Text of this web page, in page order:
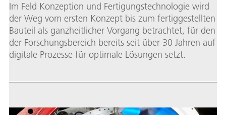
Im Feld Konzeption und Fertigungstechnologie wird
der Weg vom ersten Konzept bis zum fertiggestellten
Bauteil als ganzheitlicher Vorgang betrachtet, für den
der Forschungsbereich bereits seit über 30 Jahren auf
digitale Prozesse für optimale Lösungen setzt.